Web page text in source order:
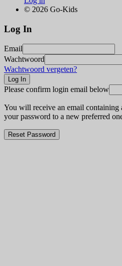
© 2026 Go-Kids
Log In
Email
Wachtwoord
Wachtwoord vergeten?
Please confirm login email below
You will receive an email
your password to a new preferred